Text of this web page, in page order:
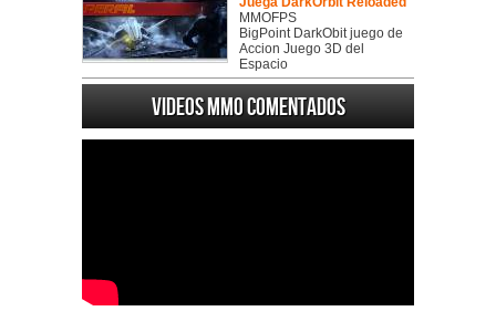
MMOFPS
BigPoint DarkObit juego de
Accion Juego 3D del
Espacio
Videos MMO Comentados